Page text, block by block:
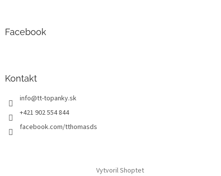
Facebook
Kontakt
info@tt-topanky.sk
+421 902 554 844
facebook.com/tthomasds
Vytvoril Shoptet